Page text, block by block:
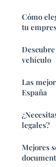
Cómo
tu
vehículo
Las
España
legales?
Mejores